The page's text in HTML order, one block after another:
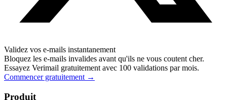
Validez vos e-mails instantanement
Bloquez les e-mails invalides avant qu'ils ne vous coutent cher.
Essayez Verimail gratuitement avec 100 validations par mois.
Commencer gratuitement →
Produit